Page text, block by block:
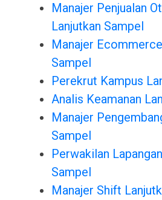
Manajer Penjualan
Lanjutkan Sampel
Manajer
Sampel
Perekrut Kampus
Analis Keamanan
Manajer
Sampel
Perwakilan
Sampel
Manajer Shift